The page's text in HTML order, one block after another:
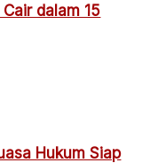
dalam 15
Hukum Siap